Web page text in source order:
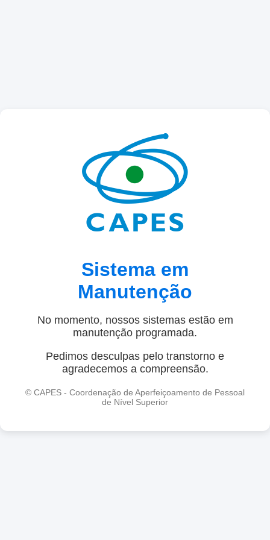
Sistema em
Manutenção
No momento, nossos sistemas estão em
manutenção programada.
Pedimos desculpas pelo transtorno e
agradecemos a compreensão.
© CAPES - Coordenação de Aperfeiçoamento de Pessoal
de Nível Superior